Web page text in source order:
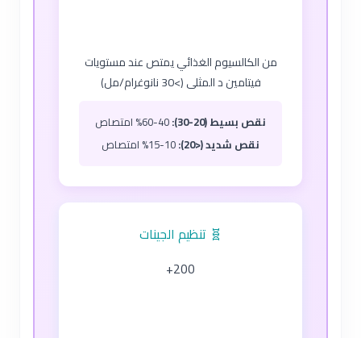
من الكالسيوم الغذائي يمتص عند مستويات
فيتامين د المثلى (>30 نانوغرام/مل)
نقص بسيط (20-30):
نقص شديد (<20):
🧬 تنظيم الجينات
200+